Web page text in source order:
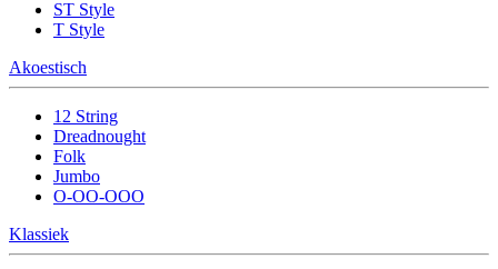
ST Style
T Style
Akoestisch
12 String
Dreadnought
Folk
Jumbo
O-OO-OOO
Klassiek